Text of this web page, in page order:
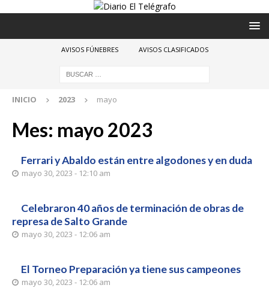
AVISOS FÚNEBRES AVISOS CLASIFICADOS
INICIO 2023 mayo
Mes: mayo 2023
Ferrari y Abaldo están entre algodones y en duda
mayo 30, 2023 - 12:10 am
Celebraron 40 años de terminación de obras de
represa de Salto Grande
mayo 30, 2023 - 12:06 am
El Torneo Preparación ya tiene sus campeones
mayo 30, 2023 - 12:06 am